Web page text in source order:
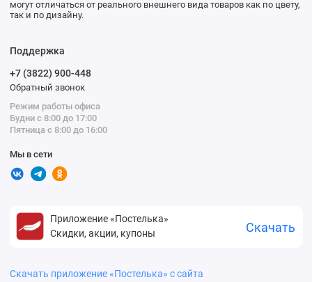
могут отличаться от реального внешнего вида товаров как по цвету,
так и по дизайну.
Поддержка
+7 (3822) 900-448
Обратный звонок
Режим работы офиса
Будни с 8:00 до 17:00
Пятница с 8:00 до 16:00
Мы в сети
Приложение «Постелька»
Скидки, акции, купоны
Скачать
Скачать приложение «Постелька» с сайта